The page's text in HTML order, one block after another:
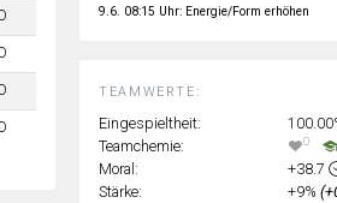
TEAMWERTE:
Eingespieltheit:
Teamchemie:
0
Moral:
+38.7
Stärke:
+9%
9.6. 08:15 Uhr: Energie/Form erhöhen